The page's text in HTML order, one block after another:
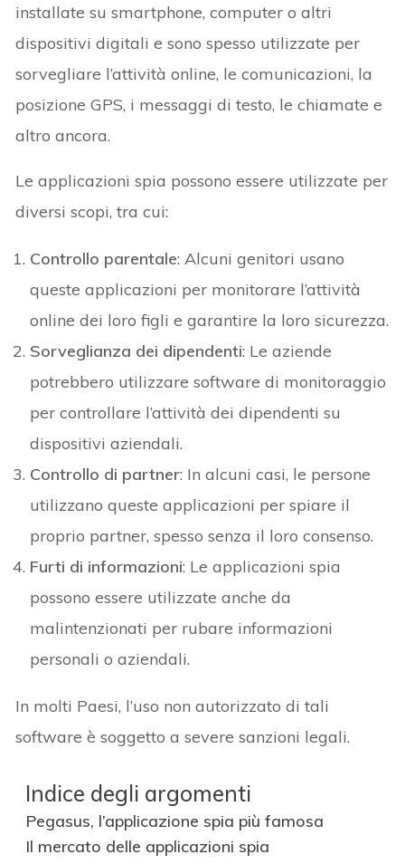
installate su smartphone, computer o altri
dispositivi digitali e sono spesso utilizzate per
sorvegliare l’attività online, le comunicazioni, la
posizione GPS, i messaggi di testo, le chiamate e
altro ancora.
Le applicazioni spia possono essere utilizzate per
diversi scopi, tra cui:
Controllo parentale: Alcuni genitori usano
queste applicazioni per monitorare l’attività
online dei loro figli e garantire la loro sicurezza.
Sorveglianza dei dipendenti: Le aziende
potrebbero utilizzare software di monitoraggio
per controllare l’attività dei dipendenti su
dispositivi aziendali.
Controllo di partner: In alcuni casi, le persone
utilizzano queste applicazioni per spiare il
proprio partner, spesso senza il loro consenso.
Furti di informazioni: Le applicazioni spia
possono essere utilizzate anche da
malintenzionati per rubare informazioni
personali o aziendali.
In molti Paesi, l’uso non autorizzato di tali
software è soggetto a severe sanzioni legali.
Indice degli argomenti
Pegasus, l’applicazione spia più famosa
Il mercato delle applicazioni spia